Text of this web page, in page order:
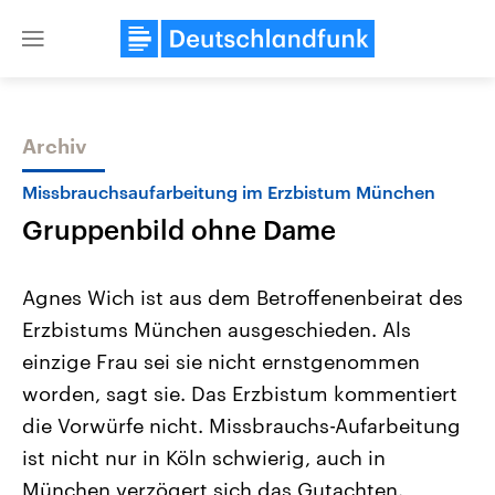
Close
Themen
Landtagswahl Sachsen-Anhalt
2026
Alle Informationen
Sachsen-Anhalt wählt am 6.
September 2026 einen neuen
Bundesland von einer Koalition aus
Aktuelle Beiträge,
Hintergründe
Wirtschaftlich und
gehören die Vereinigten
den mächtigsten Ländern
mit großem Einfluss auf
Archiv
Missbrauchsaufarbeitung im Erzbistum München
Gruppenbild ohne Dame
Agnes Wich ist aus dem Betroffenenbeirat des
Erzbistums München ausgeschieden. Als
einzige Frau sei sie nicht ernstgenommen
worden, sagt sie. Das Erzbistum kommentiert
die Vorwürfe nicht. Missbrauchs-Aufarbeitung
ist nicht nur in Köln schwierig, auch in
München verzögert sich das Gutachten.